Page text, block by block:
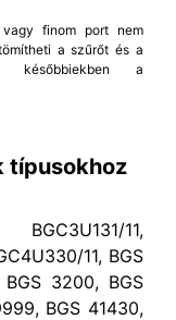
vagy finom port nem
a szűrőt és a
későbbiekben a
típusokhoz
11,
11, BGS
3200, BGS
BGS 41430,